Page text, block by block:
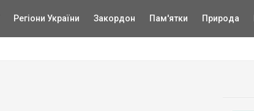
Регіони України Закордон Пам'ятки Природа